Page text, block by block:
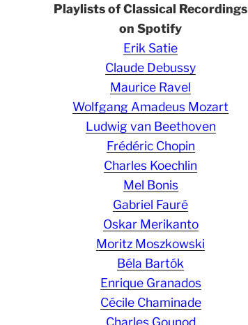
Playlists of Classical Recordings
on Spotify
Erik Satie
Claude Debussy
Maurice Ravel
Wolfgang Amadeus Mozart
Ludwig van Beethoven
Frédéric Chopin
Charles Koechlin
Mel Bonis
Gabriel Fauré
Oskar Merikanto
Moritz Moszkowski
Béla Bartók
Enrique Granados
Cécile Chaminade
Charles Gounod